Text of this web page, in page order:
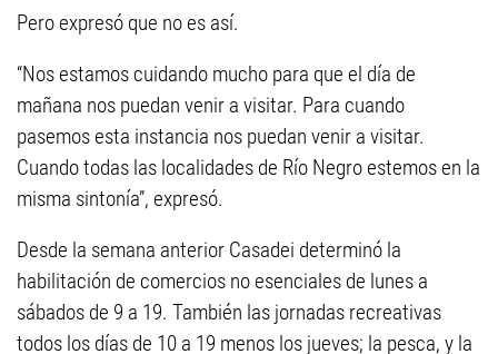
Pero expresó que no es así.
“Nos estamos cuidando mucho para que el día de
mañana nos puedan venir a visitar. Para cuando
pasemos esta instancia nos puedan venir a visitar.
Cuando todas las localidades de Río Negro estemos en la
misma sintonía”, expresó.
Desde la semana anterior Casadei determinó la
habilitación de comercios no esenciales de lunes a
sábados de 9 a 19. También las jornadas recreativas
todos los días de 10 a 19 menos los jueves; la pesca, y la